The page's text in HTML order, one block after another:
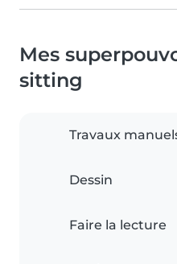
Mes
sitting
Travaux
Dessin
Faire la lecture